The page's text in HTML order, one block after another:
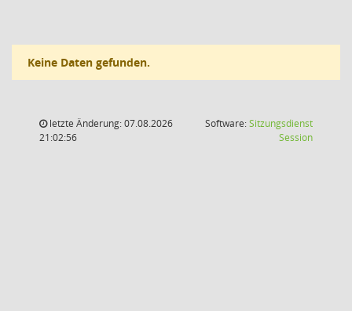
Keine Daten gefunden.
letzte Änderung: 07.08.2026
21:02:56
Software:Sitzungsdienst
Session(Wird in